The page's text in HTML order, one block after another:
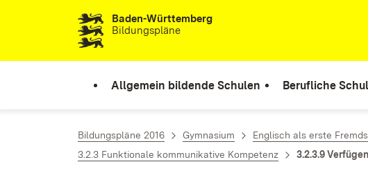
Zum Inhalt springenBaden-Württemberg
Bildungspläne
Allgemein bildende Schulen Berufliche
Bildungspläne 2016 Gymnasium Englisch als erste
3.2.3 Funktionale kommunikative Kompetenz
3.2.3.9